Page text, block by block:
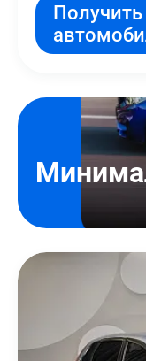
Получить